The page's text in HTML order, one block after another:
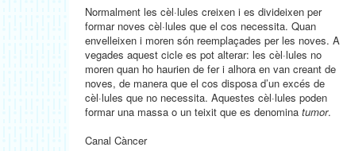
Normalment les cèl·lules creixen i es divideixen per
formar noves cèl·lules que el cos necessita. Quan
envelleixen i moren són reemplaçades per les noves. A
vegades aquest cicle es pot alterar: les cèl·lules no
moren quan ho haurien de fer i alhora en van creant de
noves, de manera que el cos disposa d’un excés de
cèl·lules que no necessita. Aquestes cèl·lules poden
formar una massa o un teixit que es denomina tumor.
Canal Càncer